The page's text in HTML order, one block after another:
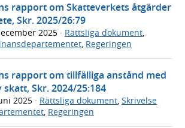
rapport om Skatteverkets åtgärder
Skr. 2025/26:79
2025 · Rättsliga dokument,
, Regeringen
rapport om tillfälliga anstånd med
Skr. 2024/25:184
2025 · Rättsliga dokument, Skrivelse
, Regeringen